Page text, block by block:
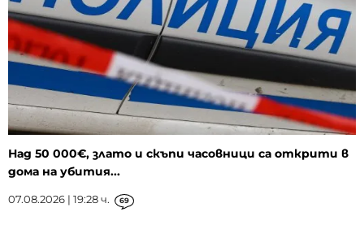
Над 50 000€, злато и скъпи часовници са открити в
дома на убития...
07.08.2026 | 19:28 ч. 69